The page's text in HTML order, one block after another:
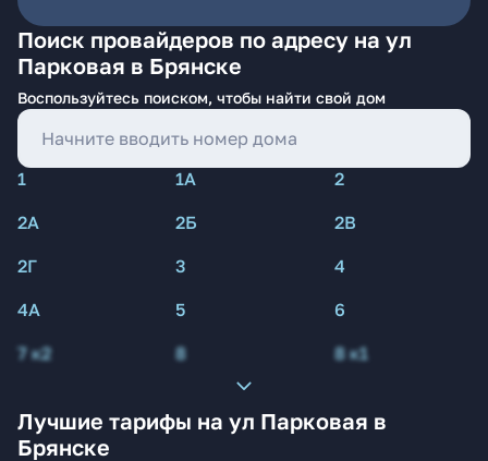
Поиск провайдеров по адресу на ул
Парковая в Брянске
Воспользуйтесь поиском, чтобы найти свой дом
1 1А
2
2А
2Б
2В
2Г
3
4
4А
5
6
7 к2
8 8 к1
Лучшие тарифы на ул Парковая в
Брянске